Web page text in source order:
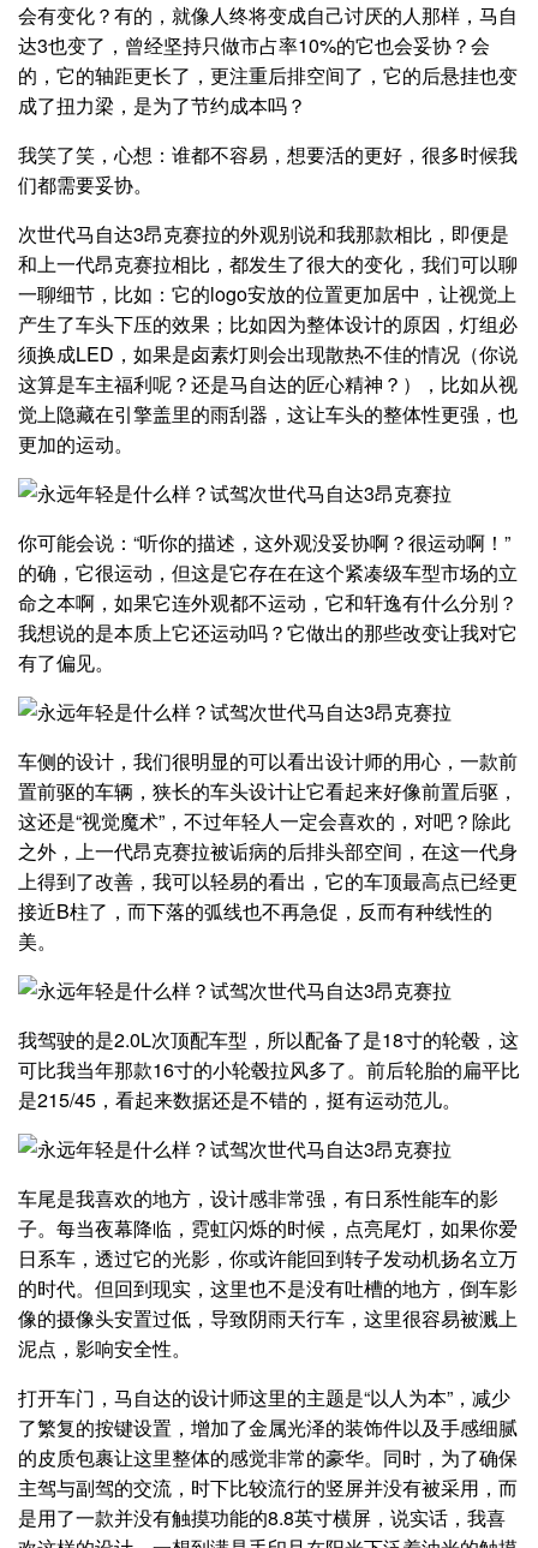
会有变化？有的，就像人终将变成自己讨厌的人那样，马自
达3也变了，曾经坚持只做市占率10%的它也会妥协？会
的，它的轴距更长了，更注重后排空间了，它的后悬挂也变
成了扭力梁，是为了节约成本吗？
我笑了笑，心想：谁都不容易，想要活的更好，很多时候我
们都需要妥协。
次世代马自达3昂克赛拉的外观别说和我那款相比，即便是
和上一代昂克赛拉相比，都发生了很大的变化，我们可以聊
一聊细节，比如：它的logo安放的位置更加居中，让视觉上
产生了车头下压的效果；比如因为整体设计的原因，灯组必
须换成LED，如果是卤素灯则会出现散热不佳的情况（你说
这算是车主福利呢？还是马自达的匠心精神？），比如从视
觉上隐藏在引擎盖里的雨刮器，这让车头的整体性更强，也
更加的运动。
你可能会说：“听你的描述，这外观没妥协啊？很运动啊！”
的确，它很运动，但这是它存在在这个紧凑级车型市场的立
命之本啊，如果它连外观都不运动，它和轩逸有什么分别？
我想说的是本质上它还运动吗？它做出的那些改变让我对它
有了偏见。
车侧的设计，我们很明显的可以看出设计师的用心，一款前
置前驱的车辆，狭长的车头设计让它看起来好像前置后驱，
这还是“视觉魔术”，不过年轻人一定会喜欢的，对吧？除此
之外，上一代昂克赛拉被诟病的后排头部空间，在这一代身
上得到了改善，我可以轻易的看出，它的车顶最高点已经更
接近B柱了，而下落的弧线也不再急促，反而有种线性的
美。
我驾驶的是2.0L次顶配车型，所以配备了是18寸的轮毂，这
可比我当年那款16寸的小轮毂拉风多了。前后轮胎的扁平比
是215/45，看起来数据还是不错的，挺有运动范儿。
车尾是我喜欢的地方，设计感非常强，有日系性能车的影
子。每当夜幕降临，霓虹闪烁的时候，点亮尾灯，如果你爱
日系车，透过它的光影，你或许能回到转子发动机扬名立万
的时代。但回到现实，这里也不是没有吐槽的地方，倒车影
像的摄像头安置过低，导致阴雨天行车，这里很容易被溅上
泥点，影响安全性。
打开车门，马自达的设计师这里的主题是“以人为本”，减少
了繁复的按键设置，增加了金属光泽的装饰件以及手感细腻
的皮质包裹让这里整体的感觉非常的豪华。同时，为了确保
主驾与副驾的交流，时下比较流行的竖屏并没有被采用，而
是用了一款并没有触摸功能的8.8英寸横屏，说实话，我喜